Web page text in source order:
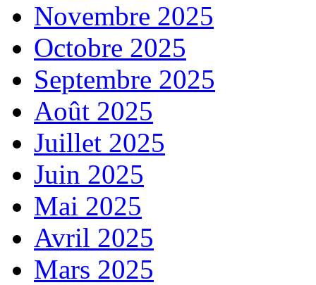
Novembre 2025
Octobre 2025
Septembre 2025
Août 2025
Juillet 2025
Juin 2025
Mai 2025
Avril 2025
Mars 2025